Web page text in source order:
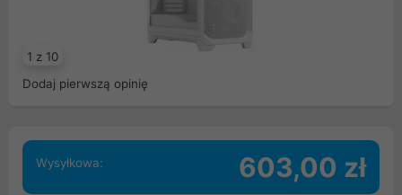
1 z 10
Dodaj pierwszą opinię
Wysyłkowa: 603,00 zł